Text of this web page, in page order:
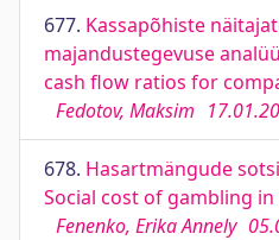
677. Kassapõhiste
majandustegevuse
cash flow ratios for
Fedotov, Maksim
678. Hasartmängude
Social cost of gambling in
Fenenko, Erika Annely